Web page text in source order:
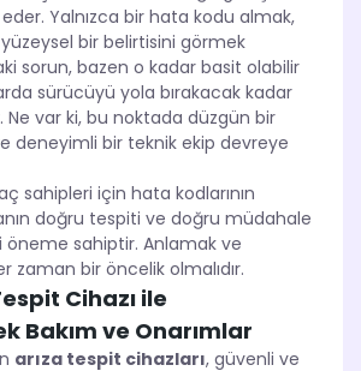
Yalnızca bir hata kodu almak,
bir belirtisini görmek
sorun, bazen o kadar basit olabilir
sürücüyü yola bırakacak kadar
Ne var ki, bu noktada düzgün bir
deneyimli bir teknik ekip devreye
sahipleri için hata kodlarının
doğru tespiti ve doğru müdahale
öneme sahiptir. Anlamak ve
zaman bir öncelik olmalıdır.
Cihazı ile
Bakım ve Onarımlar
arıza tespit cihazları, güvenli ve